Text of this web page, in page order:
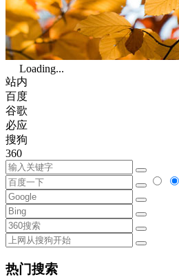
Loading...
站内
百度
谷歌
必应
搜狗
360
热门搜索